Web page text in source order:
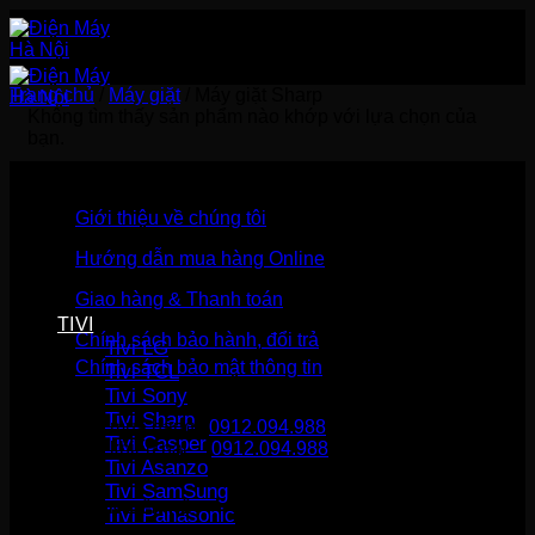
Bỏ
qua
nội
dung
TIVI
Tivi LG
Tivi TCL
Tivi Sony
Tivi Sharp
Tivi Casper
Tivi Asanzo
Tivi SamSung
Tivi Panasonic
Trang chủ Máy giặt
Giới thiệu về chúng tôi
Hướng dẫn mua hàng Online
Giao hàng & Thanh toán
Chính sách bảo hành, đổi trả
Chính sách bảo mật thông tin
Gọi mua hàng 0912.094.988
Gọi khiếu nại 0912.094.988
THÔNG TIN LIÊN HỆ